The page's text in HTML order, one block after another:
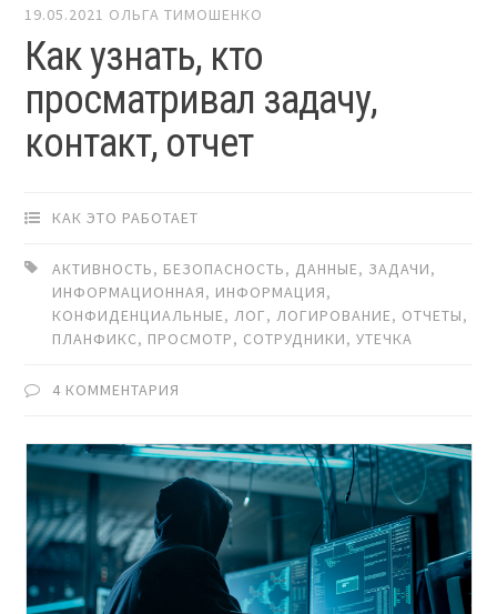
19.05.2021 ОЛЬГА ТИМОШЕНКО
Как узнать, кто
просматривал задачу,
контакт, отчет
КАК ЭТО РАБОТАЕТ
АКТИВНОСТЬ, БЕЗОПАСНОСТЬ, ДАННЫЕ, ЗАДАЧИ,
ИНФОРМАЦИОННАЯ, ИНФОРМАЦИЯ,
КОНФИДЕНЦИАЛЬНЫЕ,ЛОГ,ЛОГИРОВАНИЕ, ОТЧЕТЫ,
ПЛАНФИКС, ПРОСМОТР, СОТРУДНИКИ,УТЕЧКА
4 КОММЕНТАРИЯ